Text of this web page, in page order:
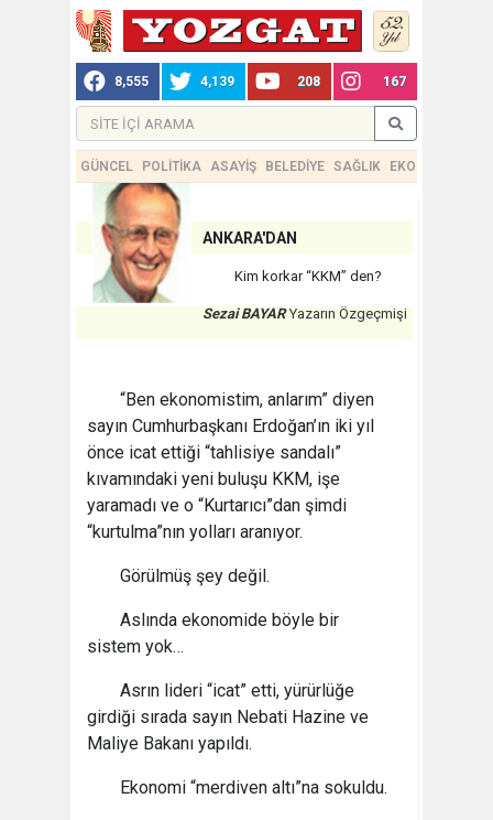
8,555 4,139 208 167
GÜNCEL POLİTİKA ASAYİŞ BELEDİYE SAĞLIK EKONOMİ
ANKARA'DAN
Kim korkar “KKM” den?
Sezai BAYAR Yazarın Özgeçmişi
“Ben ekonomistim, anlarım” diyen
sayın Cumhurbaşkanı Erdoğan’ın iki yıl
önce icat ettiği “tahlisiye sandalı”
kıvamındaki yeni buluşu KKM, işe
yaramadı ve o “Kurtarıcı”dan şimdi
“kurtulma”nın yolları aranıyor.
Görülmüş şey değil.
Aslında ekonomide böyle bir
sistem yok…
Asrın lideri “icat” etti, yürürlüğe
girdiği sırada sayın Nebati Hazine ve
Maliye Bakanı yapıldı.
Ekonomi “merdiven altı”na sokuldu.